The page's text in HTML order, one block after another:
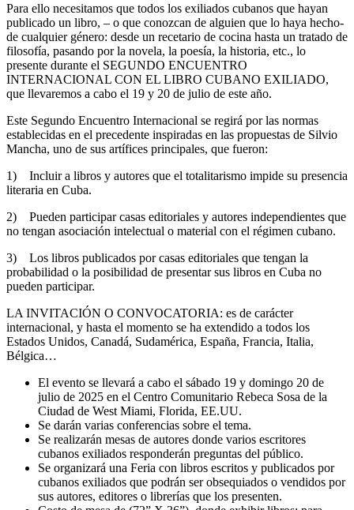
Para ello necesitamos que todos los exiliados cubanos que hayan
publicado un libro, – o que conozcan de alguien que lo haya hecho-
de cualquier género: desde un recetario de cocina hasta un tratado de
filosofía, pasando por la novela, la poesía, la historia, etc., lo
presente durante el SEGUNDO ENCUENTRO
INTERNACIONAL CON EL LIBRO CUBANO EXILIADO,
que llevaremos a cabo el 19 y 20 de julio de este año.
Este Segundo Encuentro Internacional se regirá por las normas
establecidas en el precedente inspiradas en las propuestas de Silvio
Mancha, uno de sus artífices principales, que fueron:
1) Incluir a libros y autores que el totalitarismo impide su presencia
literaria en Cuba.
2) Pueden participar casas editoriales y autores independientes que
no tengan asociación intelectual o material con el régimen cubano.
3) Los libros publicados por casas editoriales que tengan la
probabilidad o la posibilidad de presentar sus libros en Cuba no
pueden participar.
LA INVITACIÓN O CONVOCATORIA: es de carácter
internacional, y hasta el momento se ha extendido a todos los
Estados Unidos, Canadá, Sudamérica, España, Francia, Italia,
Bélgica…
El evento se llevará a cabo el sábado 19 y domingo 20 de
julio de 2025 en el Centro Comunitario Rebeca Sosa de la
Ciudad de West Miami, Florida, EE.UU.
Se darán varias conferencias sobre el tema.
Se realizarán mesas de autores donde varios escritores
cubanos exiliados responderán preguntas del público.
Se organizará una Feria con libros escritos y publicados por
cubanos exiliados que podrán ser obsequiados o vendidos por
sus autores, editores o librerías que los presenten.